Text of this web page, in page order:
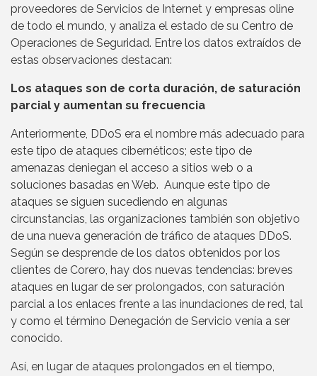
proveedores de Servicios de Internet y empresas oline
de todo el mundo, y analiza el estado de su Centro de
Operaciones de Seguridad. Entre los datos extraídos de
estas observaciones destacan:
Los ataques son de corta duración, de saturación
parcial y aumentan su frecuencia
Anteriormente, DDoS era el nombre más adecuado para
este tipo de ataques cibernéticos; este tipo de
amenazas deniegan el acceso a sitios web o a
soluciones basadas en Web. Aunque este tipo de
ataques se siguen sucediendo en algunas
circunstancias, las organizaciones también son objetivo
de una nueva generación de tráfico de ataques DDoS.
Según se desprende de los datos obtenidos por los
clientes de Corero, hay dos nuevas tendencias: breves
ataques en lugar de ser prolongados, con saturación
parcial a los enlaces frente a las inundaciones de red, tal
y como el término Denegación de Servicio venía a ser
conocido.
Así, en lugar de ataques prolongados en el tiempo,